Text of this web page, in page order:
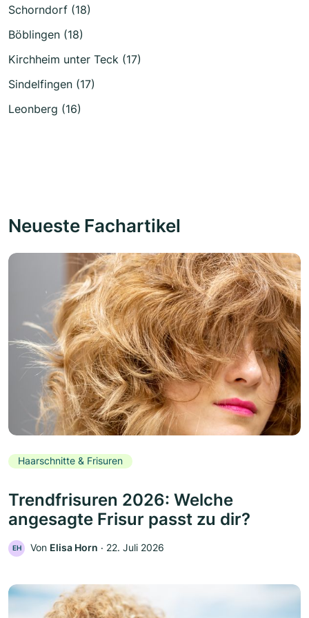
Schorndorf (18)
Böblingen (18)
Kirchheim unter Teck (17)
Sindelfingen (17)
Leonberg (16)
Neueste Fachartikel
Haarschnitte & Frisuren
Trendfrisuren 2026: Welche
angesagte Frisur passt zu dir?
EH Von Elisa Horn ‧ 22. Juli 2026